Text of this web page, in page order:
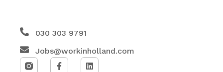
030 303 9791
Jobs@workinholland.com